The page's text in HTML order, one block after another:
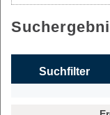
Suchfilter